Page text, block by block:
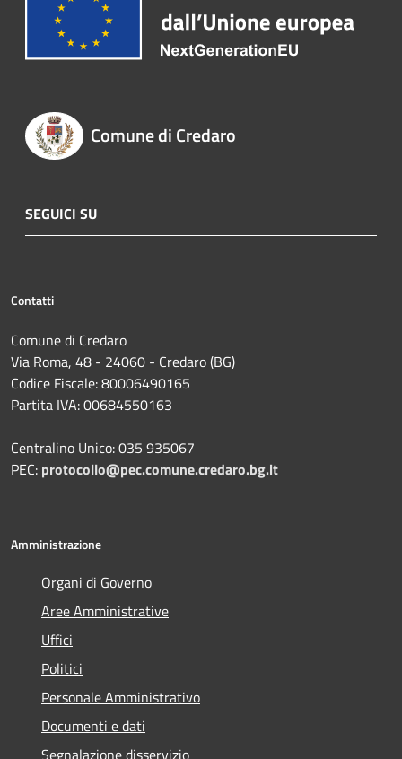
Comune di Credaro
SEGUICI SU
Contatti
Comune di Credaro
Via Roma, 48 - 24060 - Credaro (BG)
Codice Fiscale: 80006490165
Partita IVA: 00684550163
Centralino Unico: 035 935067
PEC: protocollo@pec.comune.credaro.bg.it
Amministrazione
Organi di Governo
Aree Amministrative
Uffici
Politici
Personale Amministrativo
Documenti e dati
Segnalazione disservizio